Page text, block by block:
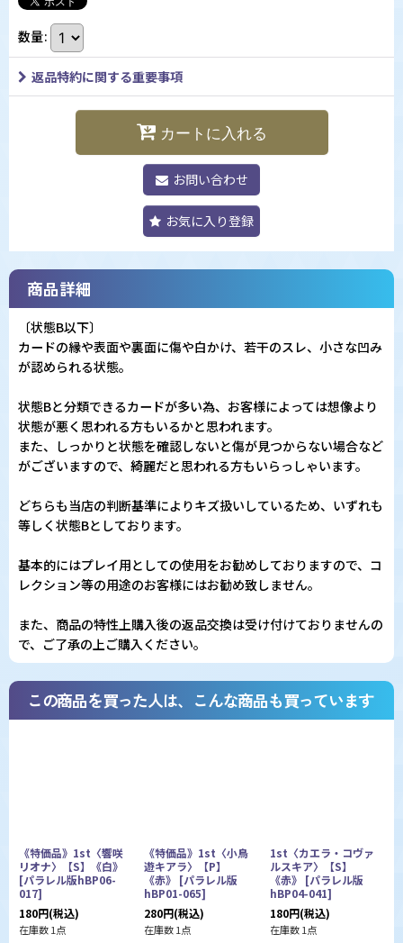
数量:
返品特約に関する重要事項
カートに入れる
お問い合わせ
お気に入り登録
商品詳細
〔状態B以下〕
カードの縁や表面や裏面に傷や白かけ、若干のスレ、小さな凹み
が認められる状態。
状態Bと分類できるカードが多い為、お客様によっては想像より
状態が悪く思われる方もいるかと思われます。
また、しっかりと状態を確認しないと傷が見つからない場合など
がございますので、綺麗だと思われる方もいらっしゃいます。
どちらも当店の判断基準によりキズ扱いしているため、いずれも
等しく状態Bとしております。
基本的にはプレイ用としての使用をお勧めしておりますので、コ
レクション等の用途のお客様にはお勧め致しません。
また、商品の特性上購入後の返品交換は受け付けておりませんの
で、ご了承の上ご購入ください。
この商品を買った人は、こんな商品も買っています
《特価品》1st〈響咲
リオナ〉【S】《白》
[パラレル版hBP06-
017]
180円(税込)
在庫数 1点
《特価品》1st〈小鳥
遊キアラ〉【P】
《赤》 [パラレル版
hBP01-065]
280円(税込)
在庫数 1点
1st〈カエラ・コヴァ
ルスキア〉【S】
《赤》 [パラレル版
hBP04-041]
180円(税込)
在庫数 1点